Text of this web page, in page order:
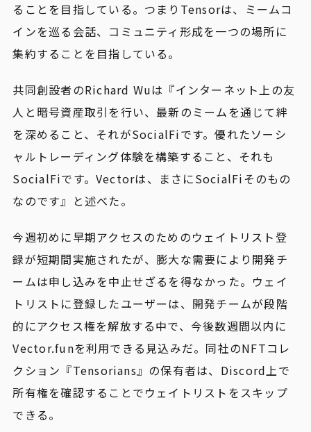
ることを目指している。つまりTensorは、ミームコ
インを巡る会話、コミュニティ形成を一つの場所に
集約することを目指している。
共同創設者のRichard Wuは『インターネット上の友
人と暗号資産取引を行い、最新のミームを通じて絆
を深めること、それがSocialFiです。優れたソーシ
ャルトレーディング体験を構築すること、それも
SocialFiです。Vectorは、まさにSocialFiそのもの
なのです』と述べた。
今週初めに早期アクセスのためのウェイトリスト登
録が短期間実施されたが、膨大な需要により開発チ
ームは申し込みを中止せざるを得なかった。ウェイ
トリストに登録したユーザーは、開発チームが段階
的にアクセス権を解放する中で、今後数週間以内に
Vector.funを利用できる見込みだ。同社のNFTコレ
クション『Tensorians』の保有者は、Discord上で
所有権を確認することでウェイトリストをスキップ
できる。